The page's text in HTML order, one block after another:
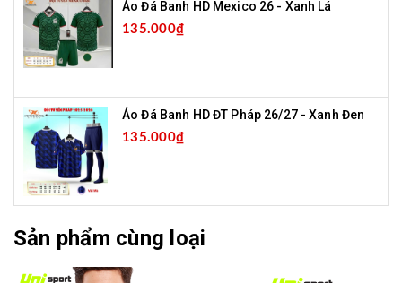
Áo Đá Banh HD Mexico 26 - Xanh Lá
135.000₫
Áo Đá Banh HD ĐT Pháp 26/27 - Xanh Đen
135.000₫
Sản phẩm cùng loại